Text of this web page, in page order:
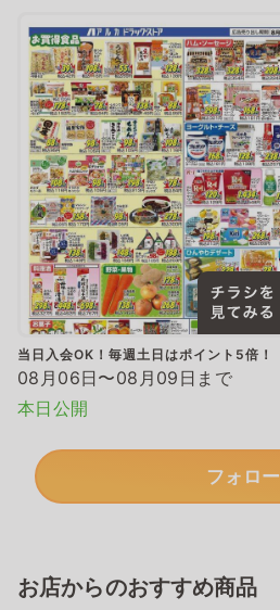
当日入会OK！毎週土日はポイント5倍！
08月06日〜08月09日まで
本日公開
フォロー
お店からのおすすめ商品